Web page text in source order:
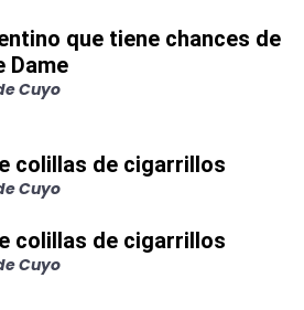
que tiene chances de
Dame
Cuyo
colillas de cigarrillos
Cuyo
colillas de cigarrillos
Cuyo